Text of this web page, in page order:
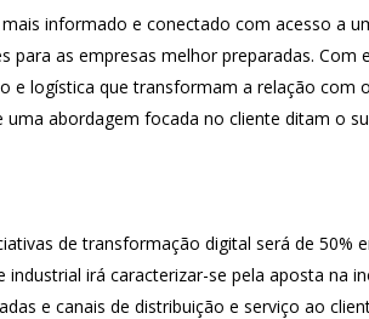
informado e conectado com acesso a
as empresas melhor preparadas. Com
e logística que transformam a relação com
abordagem focada no cliente ditam o
de transformação digital será de 50%
irá caracterizar-se pela aposta na
e canais de distribuição e serviço ao